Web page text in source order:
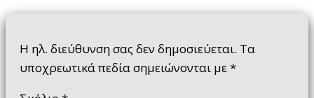
Η ηλ. διεύθυνση σας δεν δημοσιεύεται. Τα
υποχρεωτικά πεδία σημειώνονται με*